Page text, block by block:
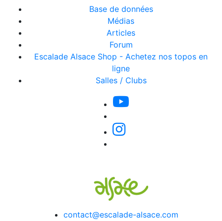
Base de données
Médias
Articles
Forum
Escalade Alsace Shop - Achetez nos topos en
ligne
Salles / Clubs
contact@escalade-alsace.com